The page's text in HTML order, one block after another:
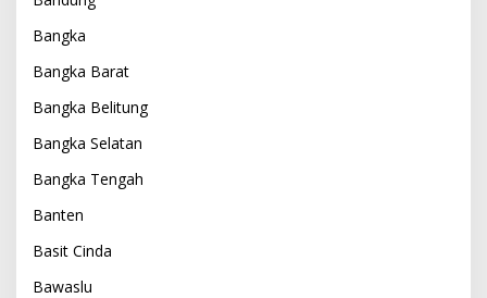
Bangka
Bangka Barat
Bangka Belitung
Bangka Selatan
Bangka Tengah
Banten
Basit Cinda
Bawaslu